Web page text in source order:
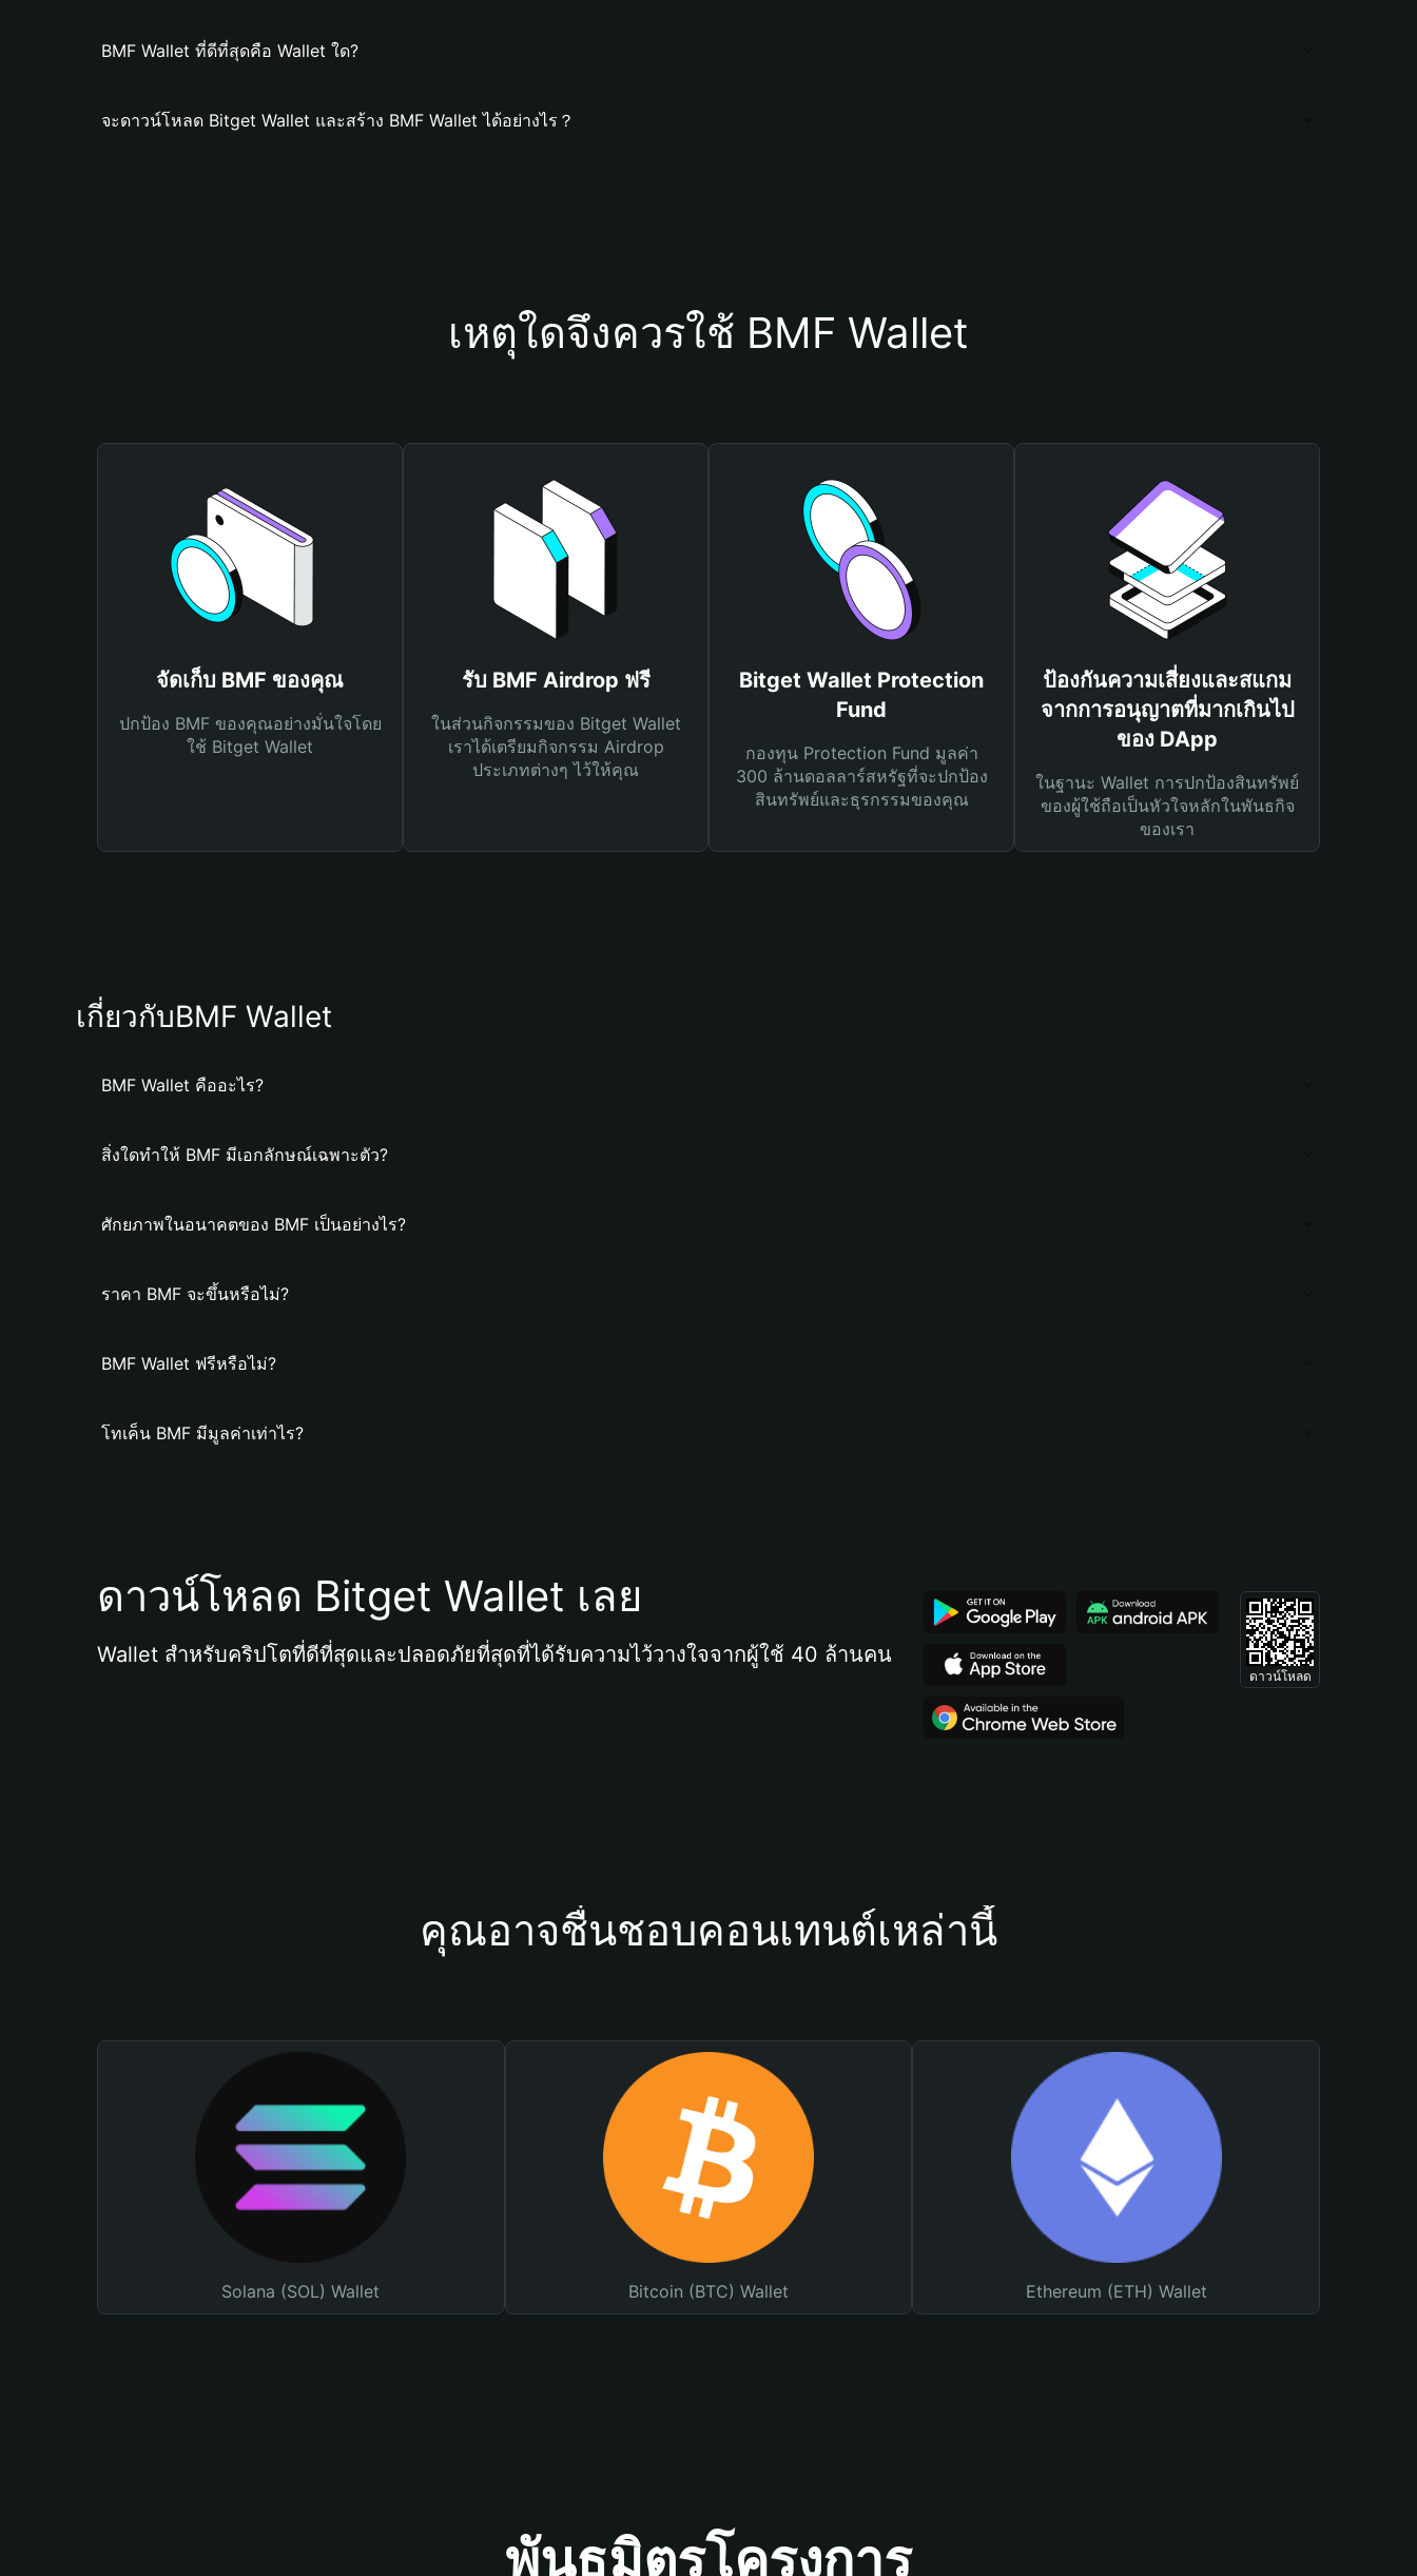
BMF Wallet ที่ดีที่สุดคือ Wallet ใด?
จะดาวน์โหลด Bitget Wallet และสร้าง BMF Wallet ได้อย่างไร？
เหตุใดจึงควรใช้ BMF Wallet
จัดเก็บ BMF ของคุณ
ปกป้อง BMF ของคุณอย่างมั่นใจโดย
ใช้ Bitget Wallet
รับ BMF Airdrop ฟรี
ในส่วนกิจกรรมของ Bitget Wallet
เราได้เตรียมกิจกรรม Airdrop
ประเภทต่างๆ ไว้ให้คุณ
Bitget Wallet Protection
Fund
กองทุน Protection Fund มูลค่า
300 ล้านดอลลาร์สหรัฐที่จะปกป้อง
สินทรัพย์และธุรกรรมของคุณ
ป้องกันความเสี่ยงและสแกม
จากการอนุญาตที่มากเกินไป
ของ DApp
ในฐานะ Wallet การปกป้องสินทรัพย์
ของผู้ใช้ถือเป็นหัวใจหลักในพันธกิจ
ของเรา
เกี่ยวกับBMF Wallet
BMF Wallet คืออะไร?
สิ่งใดทำให้ BMF มีเอกลักษณ์เฉพาะตัว?
ศักยภาพในอนาคตของ BMF เป็นอย่างไร?
ราคา BMF จะขึ้นหรือไม่?
BMF Wallet ฟรีหรือไม่?
โทเค็น BMF มีมูลค่าเท่าไร?
ดาวน์โหลด Bitget Wallet เลย
Wallet สำหรับคริปโตที่ดีที่สุดและปลอดภัยที่สุดที่ได้รับความไว้วางใจจากผู้ใช้ 40 ล้านคน
ดาวน์โหลด
คุณอาจชื่นชอบคอนเทนต์เหล่านี้
Solana (SOL) Wallet Bitcoin (BTC) Wallet Ethereum (ETH) Wallet
พันธมิตรโครงการ